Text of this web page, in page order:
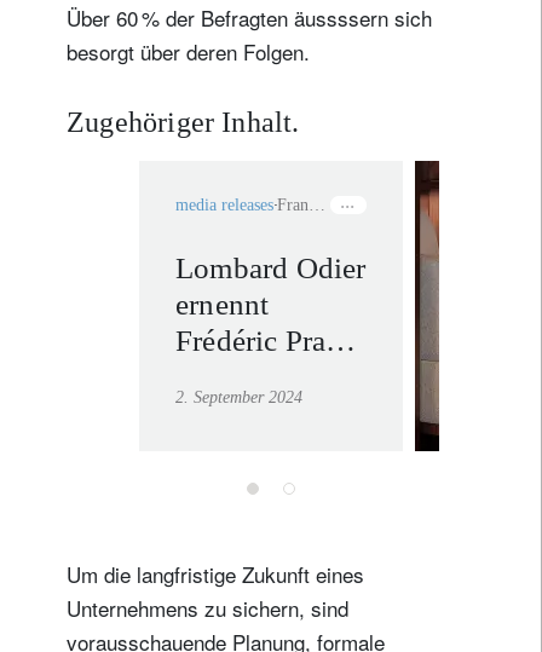
Über 60 % der Befragten äussssern sich
besorgt über deren Folgen.
Zugehöriger Inhalt.
media releases
Lombard Odier
ernennt
Frédéric Praz
Region
Belgien und
2. September 2024
Um die langfristige Zukunft eines
Unternehmens zu sichern, sind
vorausschauende Planung, formale